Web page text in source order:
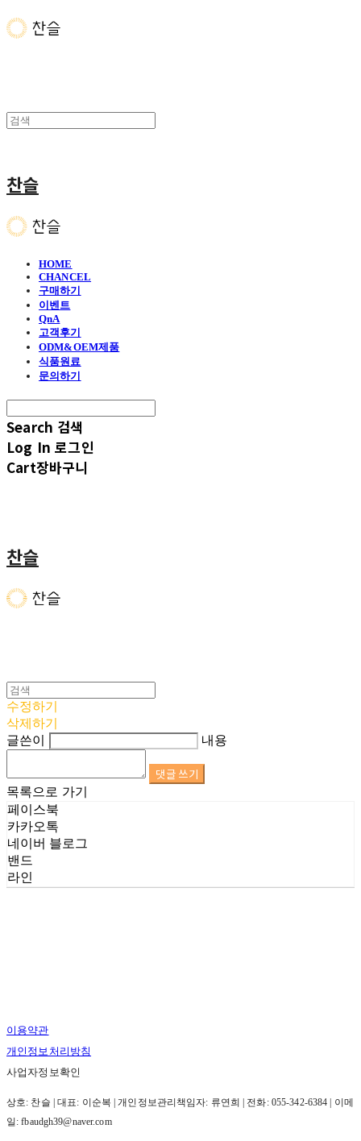
찬슬
HOME
CHANCEL
구매하기
이벤트
QnA
고객후기
ODM&OEM제품
식품원료
문의하기
Search 검색
Log In 로그인
Cart장바구니
찬슬
수정하기
삭제하기
글쓴이
내용
댓글 쓰기
목록으로 가기
페이스북
카카오톡
네이버 블로그
밴드
라인
이용약관
개인정보처리방침
사업자정보확인
상호: 찬슬 | 대표: 이순복 | 개인정보관리책임자: 류연희 | 전화: 055-342-6384 | 이메
일: fbaudgh39@naver.com